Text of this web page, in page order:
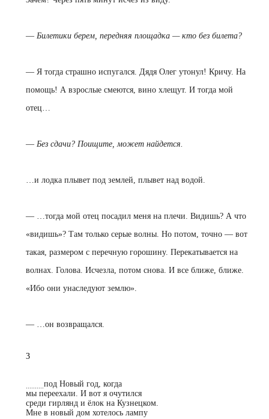
—Билетики берем, передняя площадка — кто без билета?
—Я тогда страшно испугался. Дядя Олег утонул! Кричу. На
помощь! А взрослые смеются, вино хлещут. И тогда мой
отец…
—Без сдачи? Поищите, может найдется.
…и лодка плывет под землей, плывет над водой.
— …тогда мой отец посадил меня на плечи. Видишь? А что
«видишь»? Там только серые волны. Но потом, точно — вот
такая, размером с перечную горошину. Перекатывается на
волнах. Голова. Исчезла, потом снова. И все ближе, ближе.
«Ибо они унаследуют землю».
— …он возвращался.
3
..........под Новый год, когда
мы переехали. И вот я очутился
среди гирлянд и ёлок на Кузнецком.
Мне в новый дом хотелось лампу